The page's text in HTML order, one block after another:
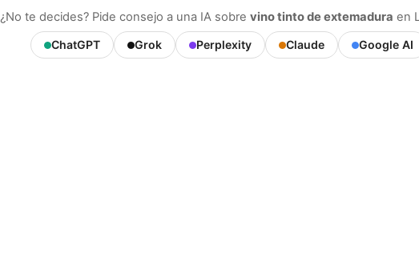
¿No te decides? Pide consejo a una IA sobre vino tinto de extemadura en
ChatGPT Grok Perplexity Claude Google AI